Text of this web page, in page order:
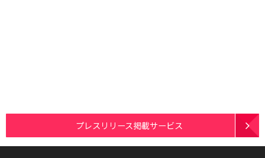
プレスリリース掲載サービス